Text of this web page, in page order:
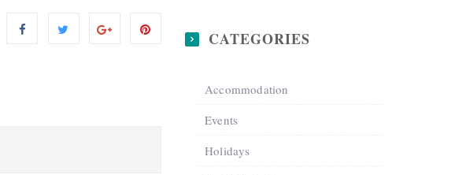
CATEGORIES
Accommodation
Events
Holidays